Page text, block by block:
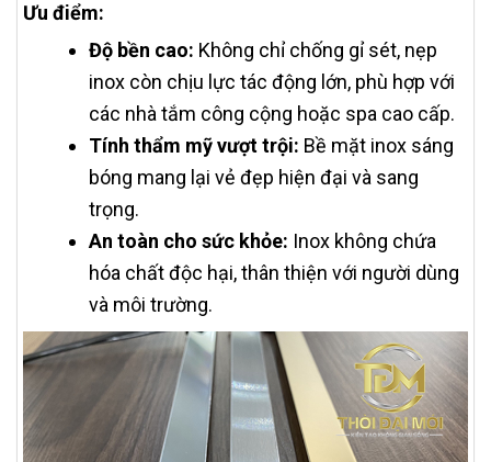
Ưu điểm:
Độ bền cao: Không chỉ chống gỉ sét, nẹp
inox còn chịu lực tác động lớn, phù hợp với
các nhà tắm công cộng hoặc spa cao cấp.
Tính thẩm mỹ vượt trội: Bề mặt inox sáng
bóng mang lại vẻ đẹp hiện đại và sang
trọng.
An toàn cho sức khỏe: Inox không chứa
hóa chất độc hại, thân thiện với người dùng
và môi trường.